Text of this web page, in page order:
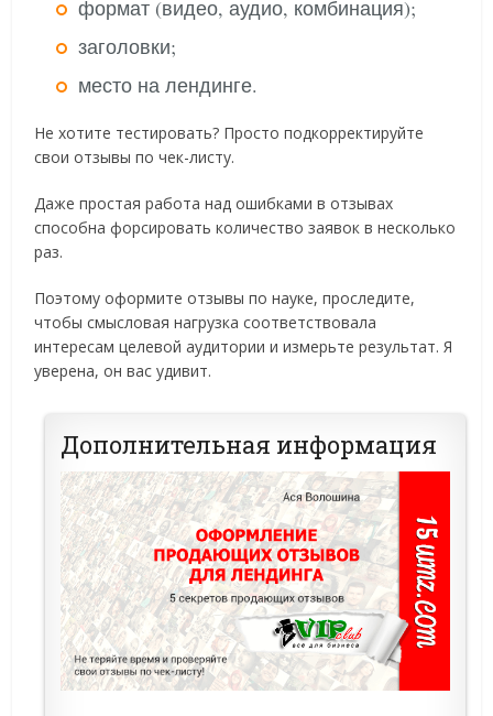
формат (видео, аудио, комбинация);
заголовки;
место на лендинге.
Не хотите тестировать? Просто подкорректируйте
свои отзывы по чек-листу.
Даже простая работа над ошибками в отзывах
способна форсировать количество заявок в несколько
раз.
Поэтому оформите отзывы по науке, проследите,
чтобы смысловая нагрузка соответствовала
интересам целевой аудитории и измерьте результат. Я
уверена, он вас удивит.
Дополнительная информация